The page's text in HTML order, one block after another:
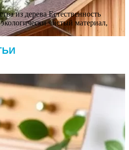
из дерева Естественность
чистый материал,